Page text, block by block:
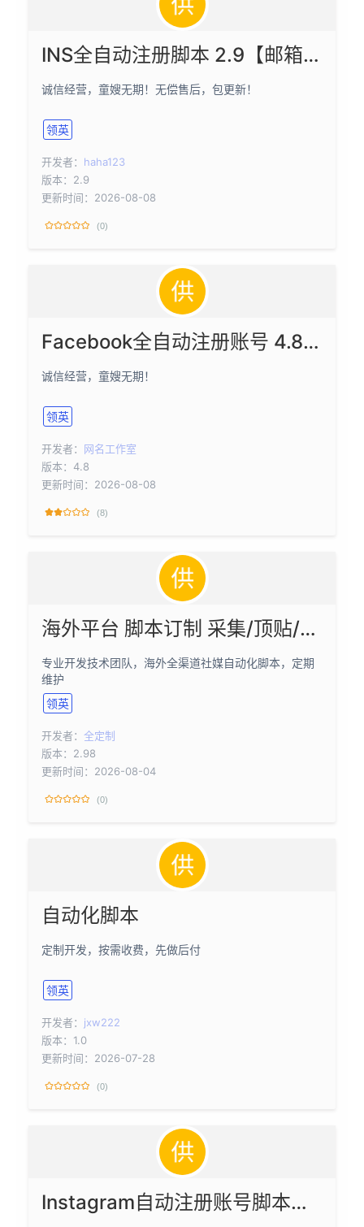
INS全自动注册脚本 2.9【邮箱注册成功率90%】
诚信经营，童嫂无期！无偿售后，包更新！
领英
开发者： haha123
版本：2.9
更新时间：2026-08-08
(0)
Facebook全自动注册账号 4.8版本【邮箱注册】
诚信经营，童嫂无期！
领英
开发者： 网名工作室
版本：4.8
更新时间：2026-08-08
(8)
海外平台 脚本订制 采集/顶贴/转贴/私信群发等
专业开发技术团队，海外全渠道社媒自动化脚本，定期
维护
领英
开发者： 全定制
版本：2.98
更新时间：2026-08-04
(0)
自动化脚本
定制开发，按需收费，先做后付
领英
开发者： jxw222
版本：1.0
更新时间：2026-07-28
(0)
Instagram自动注册账号脚本，自动关注，获取2fa